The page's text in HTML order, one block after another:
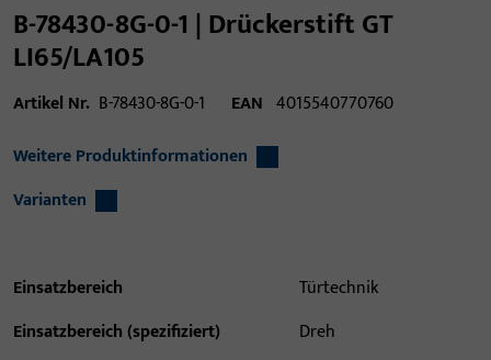
B-78430-8G-0-1 | Drückerstift GT
LI65/LA105
Artikel Nr. B-78430-8G-0-1 EAN 4015540770760
Weitere Produktinformationen
Varianten
Einsatzbereich
Türtechnik
Einsatzbereich (spezifiziert)
Dreh